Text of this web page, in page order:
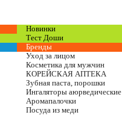
Новинки
Тест Доши
Бренды
Уход за лицом
Косметика для мужчин
КОРЕЙСКАЯ АПТЕКА
Зубная паста, порошки
Ингаляторы аюрведические
Аромапалочки
Посуда из меди